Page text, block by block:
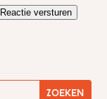
Reactie versturen